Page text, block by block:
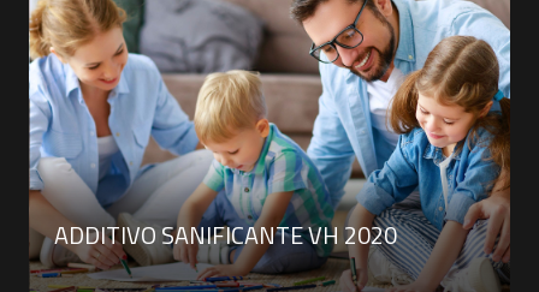
ADDITIVO SANIFICANTE VH 2020